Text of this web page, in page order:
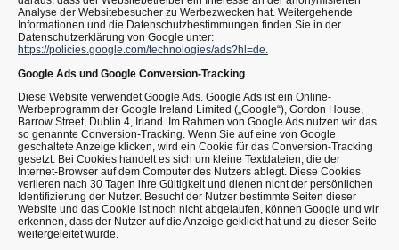
Analyse der Websitebesucher zu Werbezwecken hat. Weitergehende
Informationen und die Datenschutzbestimmungen finden Sie in der
Datenschutzerklärung von Google unter:
https://policies.google.com/technologies/ads?hl=de.
Google Ads und Google Conversion-Tracking
Diese Website verwendet Google Ads. Google Ads ist ein Online-
Werbeprogramm der Google Ireland Limited („Google“), Gordon House,
Barrow Street, Dublin 4, Irland. Im Rahmen von Google Ads nutzen wir das
so genannte Conversion-Tracking. Wenn Sie auf eine von Google
geschaltete Anzeige klicken, wird ein Cookie für das Conversion-Tracking
gesetzt. Bei Cookies handelt es sich um kleine Textdateien, die der
Internet-Browser auf dem Computer des Nutzers ablegt. Diese Cookies
verlieren nach 30 Tagen ihre Gültigkeit und dienen nicht der persönlichen
Identifizierung der Nutzer. Besucht der Nutzer bestimmte Seiten dieser
Website und das Cookie ist noch nicht abgelaufen, können Google und wir
erkennen, dass der Nutzer auf die Anzeige geklickt hat und zu dieser Seite
weitergeleitet wurde.